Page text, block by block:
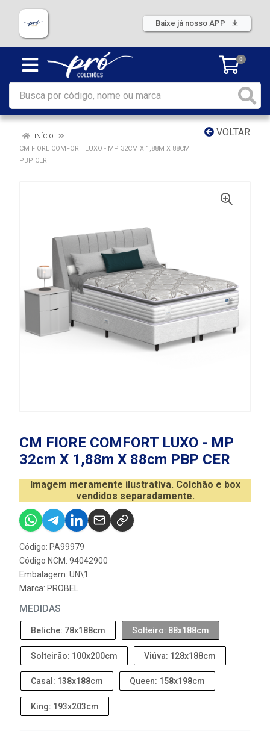
Baixe já nosso APP
0
VOLTAR
INÍCIO
CM FIORE COMFORT LUXO - MP 32CM X 1,88M X 88CM
PBP CER
CM FIORE COMFORT LUXO - MP
32cm X 1,88m X 88cm PBP CER
Imagem meramente ilustrativa. Colchão e box
vendidos separadamente.
Código: PA99979
Código NCM: 94042900
Embalagem: UN\1
Marca: PROBEL
MEDIDAS
Beliche: 78x188cm Solteiro: 88x188cm
Solteirão: 100x200cm Viúva: 128x188cm
Casal: 138x188cm Queen: 158x198cm
King: 193x203cm